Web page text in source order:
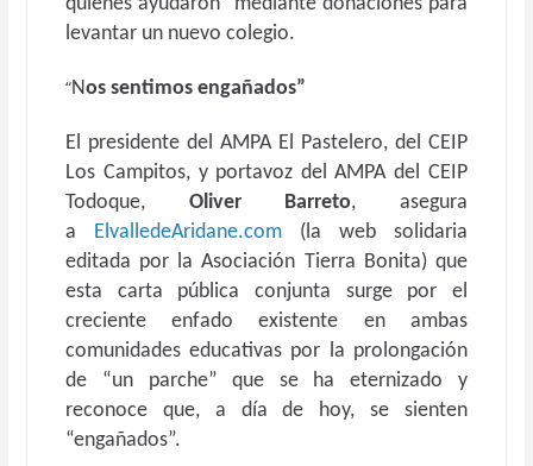
levantar un nuevo colegio.
“Nos sentimos engañados”
El presidente del AMPA El Pastelero, del CEIP
Los Campitos, y portavoz del AMPA del CEIP
Todoque, Oliver Barreto, asegura
a ElvalledeAridane.com (la web solidaria
editada por la Asociación Tierra Bonita) que
esta carta pública conjunta surge por el
creciente enfado existente en ambas
comunidades educativas por la prolongación
de “un parche” que se ha eternizado y
reconoce que, a día de hoy, se sienten
“engañados”.